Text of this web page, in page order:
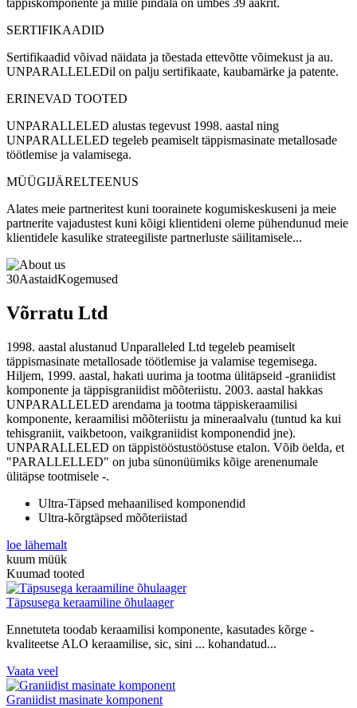
täppiskomponente ja mille pindala on umbes 39 aakrit.
SERTIFIKAADID
Sertifikaadid võivad näidata ja tõestada ettevõtte võimekust ja au.
UNPARALLELEDil on palju sertifikaate, kaubamärke ja patente.
ERINEVAD TOOTED
UNPARALLELED alustas tegevust 1998. aastal ning
UNPARALLELED tegeleb peamiselt täppismasinate metallosade
töötlemise ja valamisega.
MÜÜGIJÄRELTEENUS
Alates meie partneritest kuni toorainete kogumiskeskuseni ja meie
partnerite vajadustest kuni kõigi klientideni oleme pühendunud meie
klientidele kasulike strateegiliste partnerluste säilitamisele...
30AastaidKogemused
Võrratu Ltd
1998. aastal alustanud Unparalleled Ltd tegeleb peamiselt
täppismasinate metallosade töötlemise ja valamise tegemisega.
Hiljem, 1999. aastal, hakati uurima ja tootma ülitäpseid -graniidist
komponente ja täppisgraniidist mõõteriistu. 2003. aastal hakkas
UNPARALLELED arendama ja tootma täppiskeraamilisi
komponente, keraamilisi mõõteriistu ja mineraalvalu (tuntud ka kui
tehisgraniit, vaikbetoon, vaikgraniidist komponendid jne).
UNPARALLELED on täppistööstustööstuse etalon. Võib öelda, et
"PARALLELLED" on juba sünonüümiks kõige arenenumale
ülitäpse tootmisele -.
Ultra-Täpsed mehaanilised komponendid
Ultra-kõrgtäpsed mõõteriistad
loe lähemalt
kuum müük
Kuumad tooted
Täpsusega keraamiline õhulaager
Ennetuteta toodab keraamilisi komponente, kasutades kõrge -
kvaliteetse ALO keraamilise, sic, sini ... kohandatud...
Vaata veel
Graniidist masinate komponent